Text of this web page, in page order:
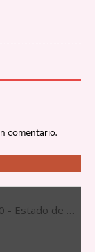
comentario.